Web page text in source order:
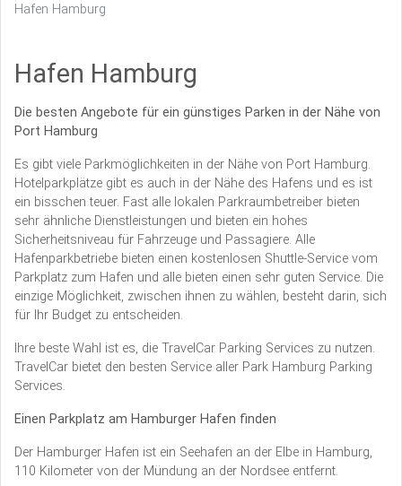
Hafen Hamburg
Hafen Hamburg
Die besten Angebote für ein günstiges Parken in der Nähe von
Port Hamburg
Es gibt viele Parkmöglichkeiten in der Nähe von Port Hamburg.
Hotelparkplätze gibt es auch in der Nähe des Hafens und es ist
ein bisschen teuer. Fast alle lokalen Parkraumbetreiber bieten
sehr ähnliche Dienstleistungen und bieten ein hohes
Sicherheitsniveau für Fahrzeuge und Passagiere. Alle
Hafenparkbetriebe bieten einen kostenlosen Shuttle-Service vom
Parkplatz zum Hafen und alle bieten einen sehr guten Service. Die
einzige Möglichkeit, zwischen ihnen zu wählen, besteht darin, sich
für Ihr Budget zu entscheiden.
Ihre beste Wahl ist es, die TravelCar Parking Services zu nutzen.
TravelCar bietet den besten Service aller Park Hamburg Parking
Services.
Einen Parkplatz am Hamburger Hafen finden
Der Hamburger Hafen ist ein Seehafen an der Elbe in Hamburg,
110 Kilometer von der Mündung an der Nordsee entfernt.